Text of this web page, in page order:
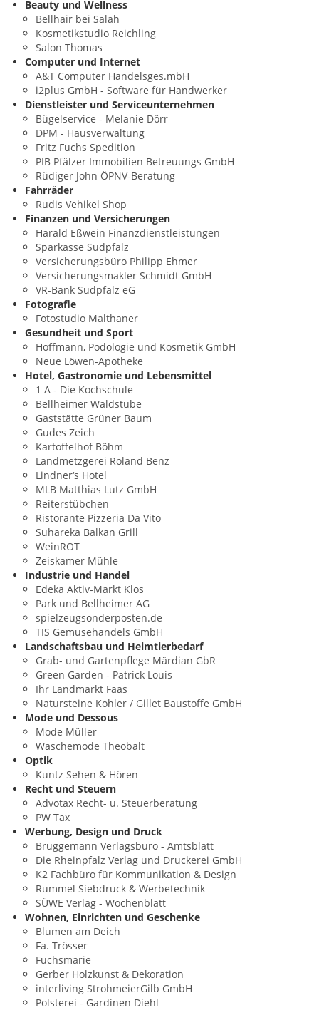
Beauty und Wellness
Bellhair bei Salah
Kosmetikstudio Reichling
Salon Thomas
Computer und Internet
A&T Computer Handelsges.mbH
i2plus GmbH - Software für Handwerker
Dienstleister und Serviceunternehmen
Bügelservice - Melanie Dörr
DPM - Hausverwaltung
Fritz Fuchs Spedition
PIB Pfälzer Immobilien Betreuungs GmbH
Rüdiger John ÖPNV-Beratung
Fahrräder
Rudis Vehikel Shop
Finanzen und Versicherungen
Harald Eßwein Finanzdienstleistungen
Sparkasse Südpfalz
Versicherungsbüro Philipp Ehmer
Versicherungsmakler Schmidt GmbH
VR-Bank Südpfalz eG
Fotografie
Fotostudio Malthaner
Gesundheit und Sport
Hoffmann, Podologie und Kosmetik GmbH
Neue Löwen-Apotheke
Hotel, Gastronomie und Lebensmittel
1 A - Die Kochschule
Bellheimer Waldstube
Gaststätte Grüner Baum
Gudes Zeich
Kartoffelhof Böhm
Landmetzgerei Roland Benz
Lindner‘s Hotel
MLB Matthias Lutz GmbH
Reiterstübchen
Ristorante Pizzeria Da Vito
Suhareka Balkan Grill
WeinROT
Zeiskamer Mühle
Industrie und Handel
Edeka Aktiv-Markt Klos
Park und Bellheimer AG
spielzeugsonderposten.de
TIS Gemüsehandels GmbH
Landschaftsbau und Heimtierbedarf
Grab- und Gartenpflege Märdian GbR
Green Garden - Patrick Louis
Ihr Landmarkt Faas
Natursteine Kohler / Gillet Baustoffe GmbH
Mode und Dessous
Mode Müller
Wäschemode Theobalt
Optik
Kuntz Sehen & Hören
Recht und Steuern
Advotax Recht- u. Steuerberatung
PW Tax
Werbung, Design und Druck
Brüggemann Verlagsbüro - Amtsblatt
Die Rheinpfalz Verlag und Druckerei GmbH
K2 Fachbüro für Kommunikation & Design
Rummel Siebdruck & Werbetechnik
SÜWE Verlag - Wochenblatt
Wohnen, Einrichten und Geschenke
Blumen am Deich
Fa. Trösser
Fuchsmarie
Gerber Holzkunst & Dekoration
interliving StrohmeierGilb GmbH
Polsterei - Gardinen Diehl